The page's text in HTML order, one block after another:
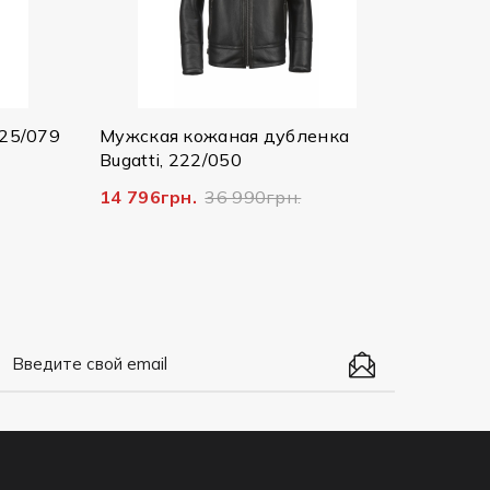
кожаная дубленка
36 990грн.